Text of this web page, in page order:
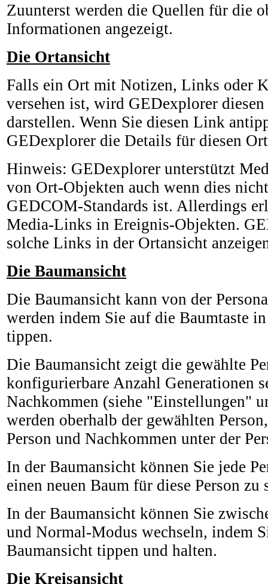
Zuunterst werden die Quellen für die
Informationen angezeigt.
Die Ortansicht
Falls ein Ort mit Notizen, Links oder
versehen ist, wird GEDexplorer
darstellen. Wenn Sie diesen Link
GEDexplorer die Details für diesen
Hinweis: GEDexplorer unterstützt
von Ort-Objekten auch wenn dies
GEDCOM-Standards ist. Allerdings
Media-Links in Ereignis-Objekten.
solche Links in der Ortansicht
Die Baumansicht
Die Baumansicht kann von der
werden indem Sie auf die Baumtaste
tippen.
Die Baumansicht zeigt die gewählte
konfigurierbare Anzahl Generationen
Nachkommen (siehe "Einstellungen"
werden oberhalb der gewählten
Person und Nachkommen unter der
In der Baumansicht können Sie jede
einen neuen Baum für diese Person zu
In der Baumansicht können Sie
und Normal-Modus wechseln, indem
Baumansicht tippen und halten.
Die Kreisansicht